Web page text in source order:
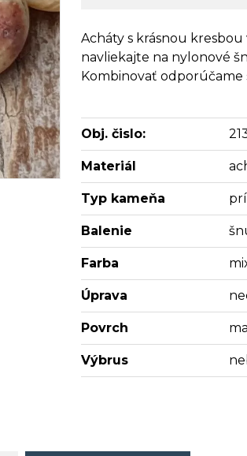
Acháty s krásnou
navliekajte na nylonové
Kombinovať odporúčame
Obj. čislo:
Materiál
Typ kameňa
Balenie
Farba
Úprava
Povrch
Výbrus